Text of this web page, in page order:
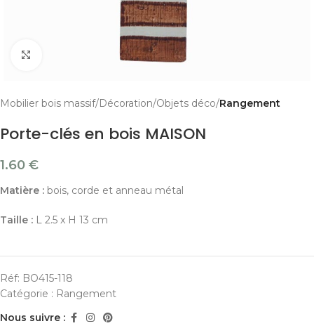
Cliquer pour agrandir
Mobilier bois massif Décoration Objets déco Rangement
Porte-clés en bois MAISON
1.60 €
Matière : bois, corde et anneau métal
Taille : L 2.5 x H 13 cm
Réf: BO415-118
Catégorie : Rangement
Nous suivre :